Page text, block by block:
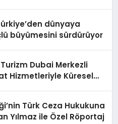
dünyaya
büyümesini sürdürüyor
Dubai Merkezli
Hizmetleriyle Küresel
Türk Ceza Hukukuna
Yılmaz ile Özel Röportaj